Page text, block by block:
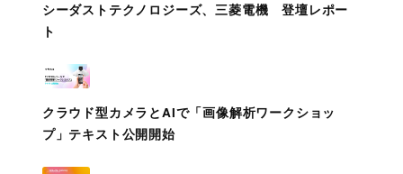
シーダストテクノロジーズ、三菱電機 登壇レポー
ト
クラウド型カメラとAIで「画像解析ワークショッ
プ」テキスト公開開始